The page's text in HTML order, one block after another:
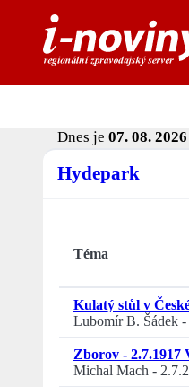
Dnes je 07. 08. 2026
Hydepark
Téma
Kulatý stůl v
Lubomír B. Šádek -
Zborov - 2.7.1917
Michal Mach -